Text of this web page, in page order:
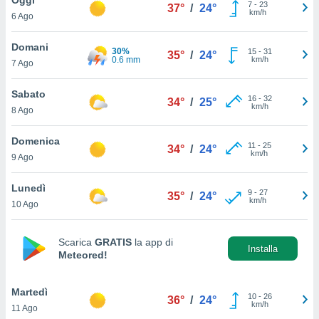
è
al sito
di
ci
di
il
un
la
nella
6 Ago
37° / 24° 7- 23
km/h
Domani
7 Ago
30%
0.6 mm
35° / 24° 15- 31
km/h
Sabato
8 Ago
34° / 25° 16- 32
km/h
Domenica
9 Ago
34° / 24° 11 - 25
km/h
Lunedì
10 Ago
35° / 24° 9- 27
km/h
Scarica GRATIS la app di
Meteored!
Installa
Martedì
11 Ago
36° / 24° 10- 26
km/h